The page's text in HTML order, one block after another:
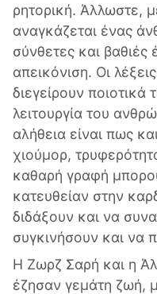
ρητορική. Άλλωστε,
αναγκάζεται ένας
σύνθετες και βαθιές
απεικόνιση. Οι
διεγείρουν ποιοτικά
λειτουργία του
αλήθεια είναι πως
χιούμορ,
καθαρή γραφή
κατευθείαν στην
διδάξουν και να
συγκινήσουν και να
Η Ζωρζ Σαρή και η
έζησαν γεμάτη ζωή,